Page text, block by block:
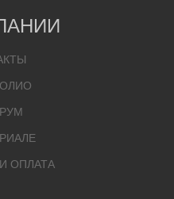
ОПЛАТА